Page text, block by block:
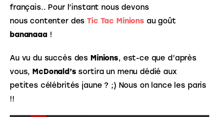
français.. Pour l’instant nous devons
nous contenter des Tic Tac Minions au goût
bananaaa !
Au vu du succès des Minions, est-ce que d’après
vous, McDonald’s sortira un menu dédié aux
petites célébrités jaune ? ;) Nous on lance les paris
!!